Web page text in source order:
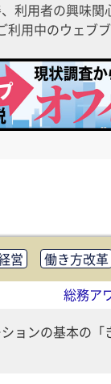
利用者の興味
用中のウェ
営 働き方改革
・社内広報
成金・補助金・コ
総務ア
ョンの基本の